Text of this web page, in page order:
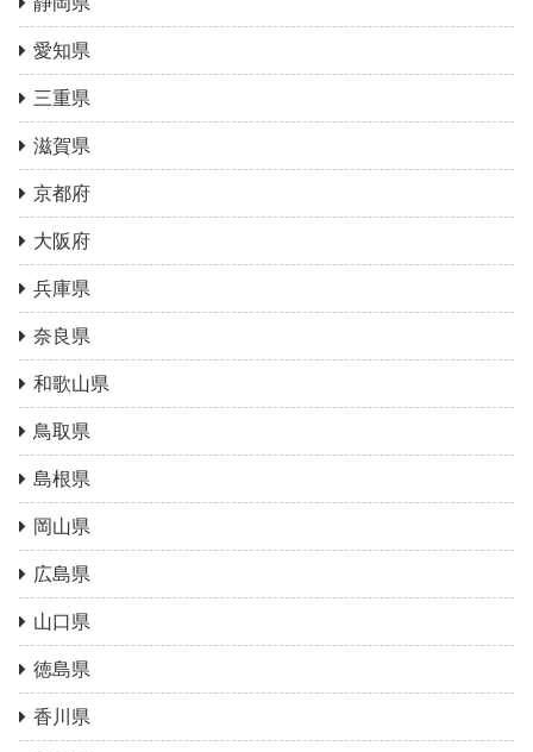
愛知県
三重県
滋賀県
京都府
大阪府
兵庫県
奈良県
和歌山県
鳥取県
島根県
岡山県
広島県
山口県
徳島県
香川県